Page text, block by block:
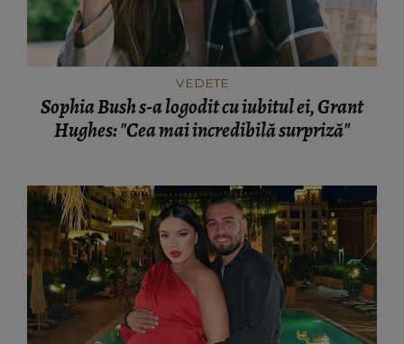
VEDETE
Sophia Bush s-a logodit cu iubitul ei, Grant
Hughes: "Cea mai incredibilă surpriză"